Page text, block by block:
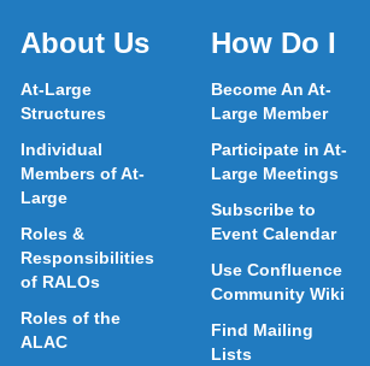
About Us
At-Large
Structures
Individual
Members of At-
Large
Roles &
Responsibilities
of RALOs
Roles of the
ALAC
How Do I
Become An At-
Large Member
Participate in At-
Large Meetings
Subscribe to
Event Calendar
Use Confluence
Community Wiki
Find Mailing
Lists